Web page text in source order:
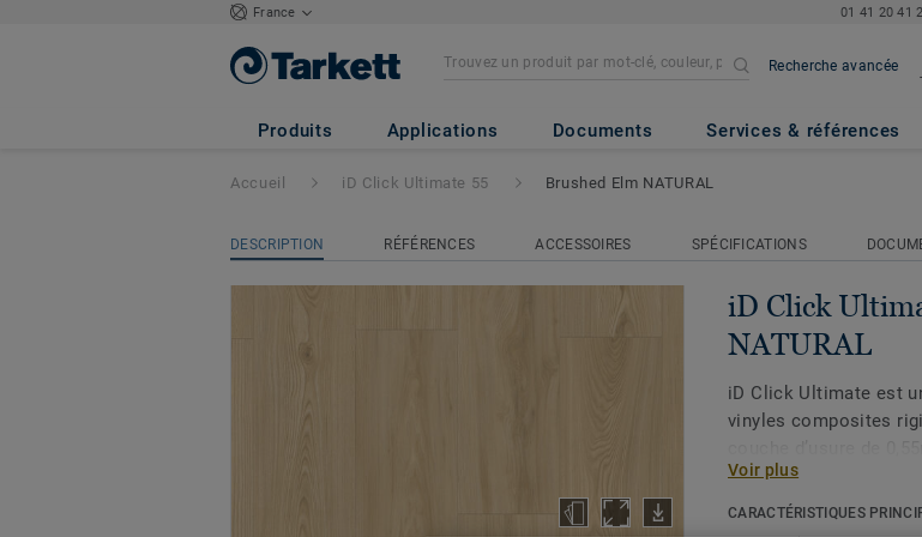
France 01 41 20 41
Recherche avancée
Produits Applications Documents Services & références
iD Click Ultimate 55 - Brushed Elm
Accueil iD Click Ultimate 55 Brushed Elm NATURAL
DESCRIPTION RÉFÉRENCES ACCESSOIRES SPÉCIFICATIONS
iD Click
NATURAL
iD Click Ultimate est
vinyles composites
adaptée aux espaces
boutiques, hôtel,
lourdes, à l’eau et
Voir plus
CARACTÉRISTIQUES